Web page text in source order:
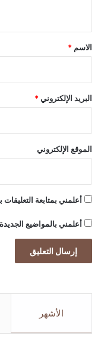
س
ا
*
الاسم *
البريد الإلكتروني*
الموقع الإلكتروني
أعلمني بمتابعة
أعلمني بالمواضيع
الأشهر